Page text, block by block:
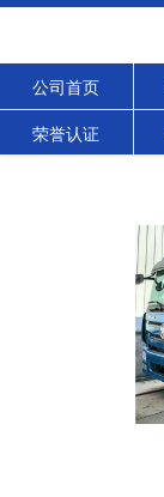
公司首页
荣誉认证